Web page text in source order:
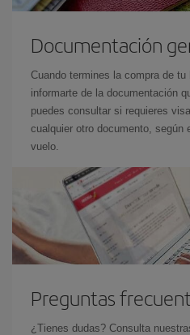
Documentación
Cuando termines la compra de
informarte de la documentación
puedes consultar si requieres
cualquier otro documento, según
vuelo.
Preguntas
¿Tienes dudas? Consulta